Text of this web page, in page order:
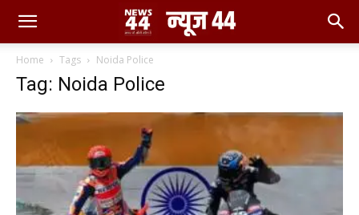
Home Tags Noida Police
Tag: Noida Police